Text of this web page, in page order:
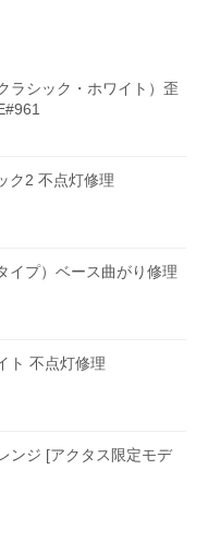
ラシック・ホワイト）歪
ク2 不点灯修理
イプ）ベース曲がり修理
ト 不点灯修理
ンジ [アクタス限定モデ